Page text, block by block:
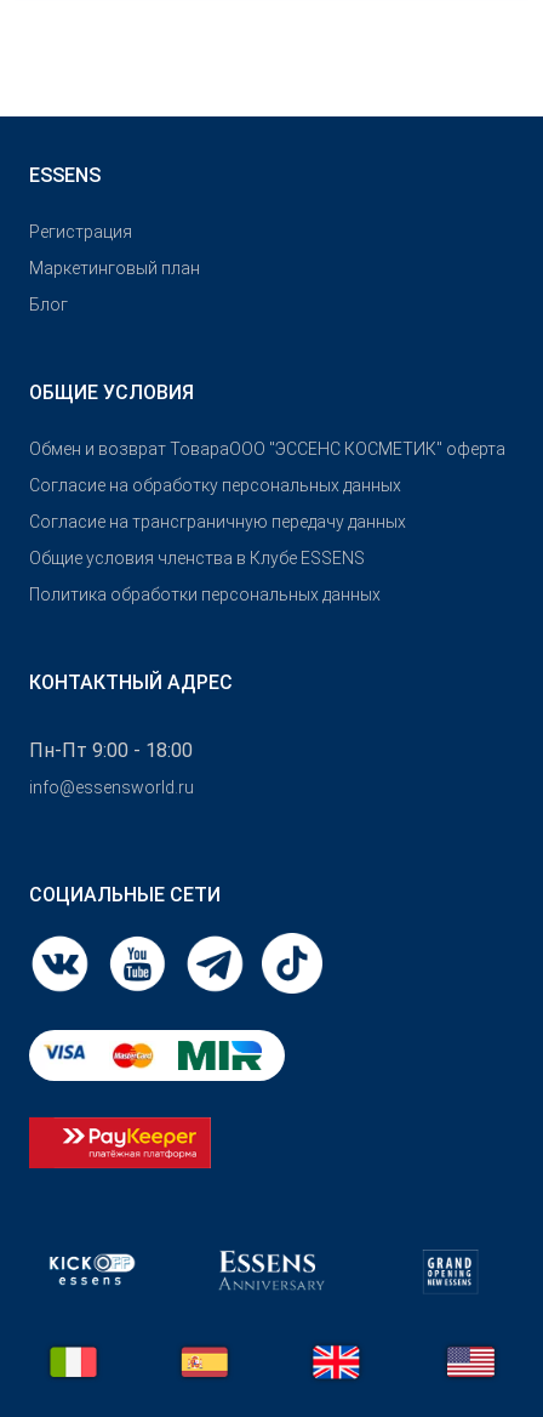
ESSENS
Pегистрация
Маркетинговый план
Блог
ОБЩИЕ УСЛОВИЯ
Обмен и возврат ТовараOOO "ЭССЕНС КОСМЕТИК" оферта
Согласие на обработку персональных данных
Согласие на трансграничную передачу данных
Общие условия членства в Клубе ESSENS
Политика обработки персональных данных
КОНТАКТНЫЙ АДРЕС
Пн-Пт 9:00 - 18:00
info@essensworld.ru
СОЦИАЛЬНЫЕ СЕТИ